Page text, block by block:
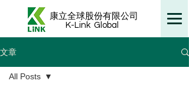
康立全球股份有限公司
K-Link Global
文章
All Posts